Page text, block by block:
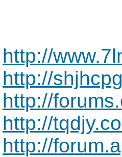
http://
http://
http://
http://
http://